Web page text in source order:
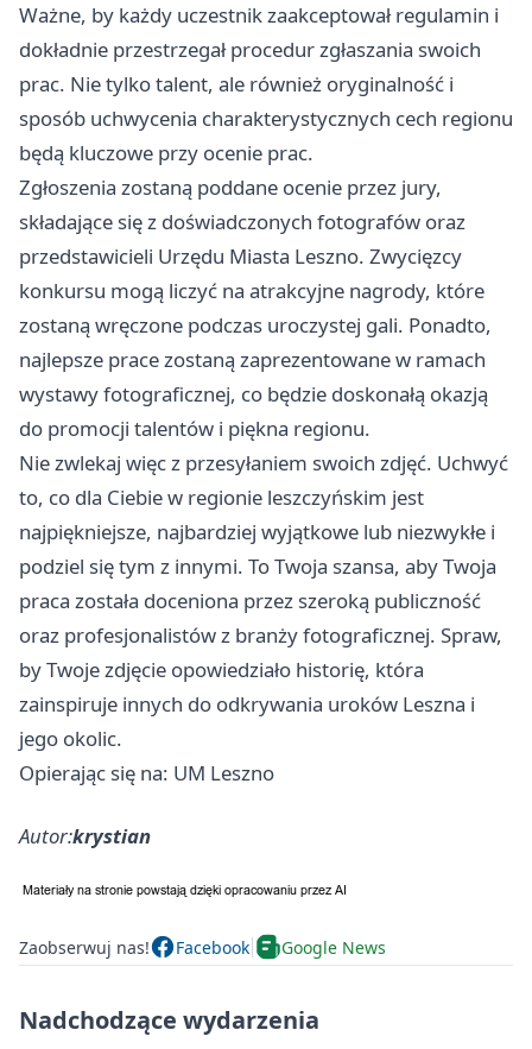
Ważne, by każdy uczestnik zaakceptował regulamin i
dokładnie przestrzegał procedur zgłaszania swoich
prac. Nie tylko talent, ale również oryginalność i
sposób uchwycenia charakterystycznych cech regionu
będą kluczowe przy ocenie prac.
Zgłoszenia zostaną poddane ocenie przez jury,
składające się z doświadczonych fotografów oraz
przedstawicieli Urzędu Miasta Leszno. Zwycięzcy
konkursu mogą liczyć na atrakcyjne nagrody, które
zostaną wręczone podczas uroczystej gali. Ponadto,
najlepsze prace zostaną zaprezentowane w ramach
wystawy fotograficznej, co będzie doskonałą okazją
do promocji talentów i piękna regionu.
Nie zwlekaj więc z przesyłaniem swoich zdjęć. Uchwyć
to, co dla Ciebie w regionie leszczyńskim jest
najpiękniejsze, najbardziej wyjątkowe lub niezwykłe i
podziel się tym z innymi. To Twoja szansa, aby Twoja
praca została doceniona przez szeroką publiczność
oraz profesjonalistów z branży fotograficznej. Spraw,
by Twoje zdjęcie opowiedziało historię, która
zainspiruje innych do odkrywania uroków Leszna i
jego okolic.
Opierając się na: UM Leszno
Autor:krystian
Zaobserwuj nas! Facebook Google News
Nadchodzące wydarzenia